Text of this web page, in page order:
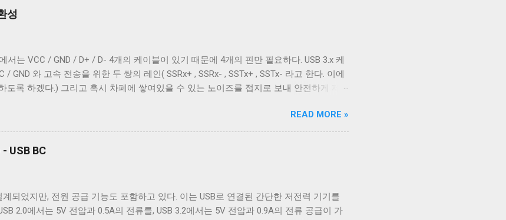
에서 가장 중요한 플래그는 OPOST 다. 이는 입력에 대한 후처리를 할지 말지에 대한 플
플래그와 상관없이 터미널은 받은 문자열을 그대로 보여준다. 이 플래그를 끄는 경우는
를 보여주기 위한 용도가 아닌 바이너리 데이터를 전송하기 위해 사용하는 경우 끄는 것
CRNL 로 해석한다. 즉, Unix에서도 ONLCR 이 꺼져있다면, LF 를 만났을 때, 다음 줄의
위치의 다음 줄로 이동한다. Unix 계열 운영 체제에서 윈도우에서 만들어진 파일을 출력
않고도 ONLCR 플래그를 끄는 것 만으로도 간단하게 출력할 수 있다. 이외에도 구형
성
서는 VCC / GND / D+ / D- 4개의 케이블이 있기 때문에 4개의 핀만 필요하다. USB 3.x 케
GND 와 고속 전송을 위한 두 쌍의 레인( SSRx+ , SSRx- , SSTx+ , SSTx- 라고 한다. 이에
도록 하겠다.) 그리고 혹시 차폐에 쌓여있을 수 있는 노이즈를 접지로 보내 안전하게 제
요하다. 이미지 출처: Wikipedia 이미지 출처: Wikipedia 이 5개의 선을 핀에 연결하기 위해
B 컨넥터를 도입했다. 기존 Type B 컨넥터는 4개의 핀만을 가지고 있고 확장할 수 없는
B 컨넥터의 경우에는 컨넥터 모양만으로도 USB 2.0 케이블인지 USB 3.0 케이블인지
A 컨넥터나 Type C 컨넥터는 상황이 다르다. 상하 대칭으로 24개의 핀을 가져 최대 12개
터는 컨넥터 모양 만으로 USB 2.0 케이블인지 USB 3.x 케이블인지 구분할 수 없고, 케이
. USB 2.0 Type C 케이블도 존재한다. Type A 컨넥터는 상황이 좀 재밌다. Type A 컨넥
록 설계됐다. 하지만 Type B와는 다르게 Type A 컨넥터는 너무 많이 사용됐다. 따라서
READ MORE »
USB BC
되었지만, 전원 공급 기능도 포함하고 있다. 이는 USB로 연결된 간단한 저전력 기기를
2.0에서는 5V 전압과 0.5A의 전류를, USB 3.2에서는 5V 전압과 0.9A의 전류 공급이 가